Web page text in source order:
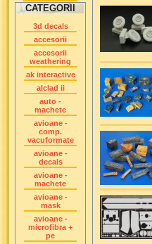
CATEGORII
3d decals
accesorii
accesorii
weathering
ak interactive
alclad ii
auto -
machete
avioane -
comp.
vacuformate
avioane -
decals
avioane -
machete
avioane -
mask
avioane -
microfibra +
pe